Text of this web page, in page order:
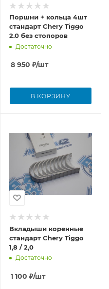
Поршни + кольца 4шт
стандарт Chery Tiggo
2.0 без стопоров
Достаточно
8 950 ₽/шт
В КОРЗИНУ
Вкладыши коренные
стандарт Chery Tiggo
1,8 / 2,0
Достаточно
1 100 ₽/шт